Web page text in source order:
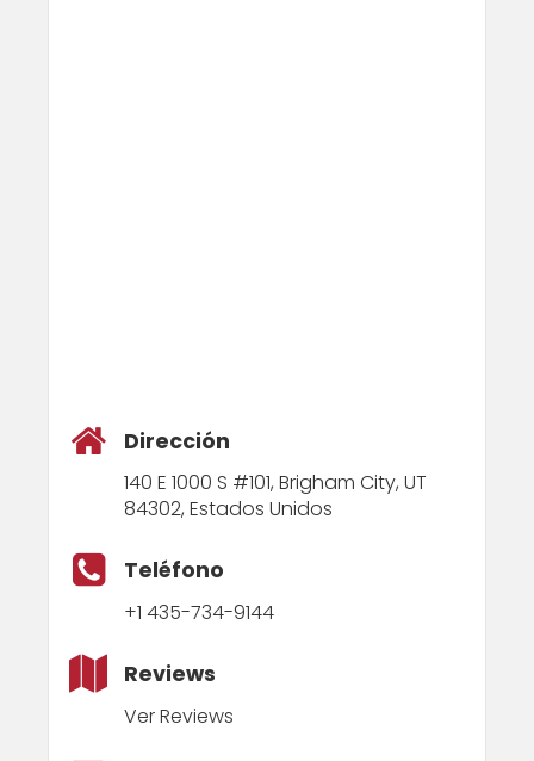
Dirección
140 E 1000 S #101, Brigham City, UT
84302, Estados Unidos
Teléfono
+1 435-734-9144
Reviews
Ver Reviews